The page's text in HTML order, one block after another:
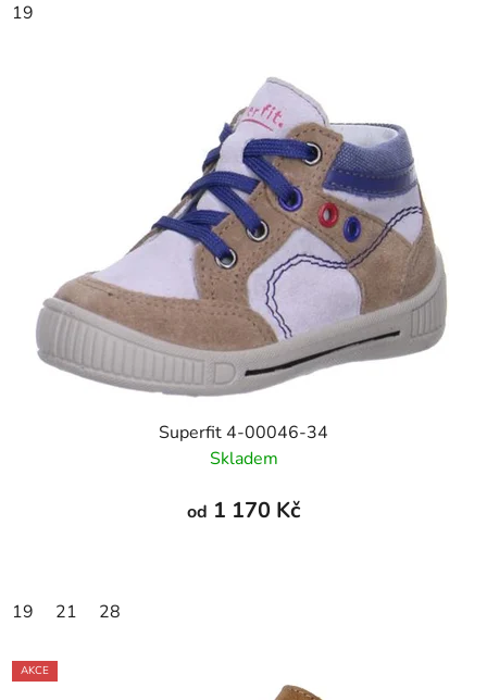
19
Superfit 4-00046-34
Skladem
od 1 170 Kč
19 21 28
AKCE